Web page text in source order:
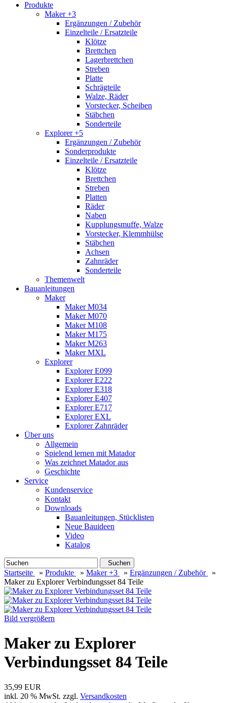
Produkte
Maker +3
Ergänzungen / Zubehör
Einzelteile / Ersatzteile
Klötze
Brettchen
Lagerbrettchen
Streben
Platte
Schrägteile
Walze, Räder
Vorstecker, Scheiben
Stäbchen
Sonderteile
Explorer +5
Ergänzungen / Zubehör
Sonderprodukte
Einzelteile / Ersatzteile
Klötze
Brettchen
Streben
Platten
Räder
Naben
Kupplungsmuffe, Walze
Vorstecker, Klemmhülse
Stäbchen
Achsen
Zahnräder
Sonderteile
Themenwelt
Bauanleitungen
Maker
Maker M034
Maker M070
Maker M108
Maker M175
Maker M263
Maker MXL
Explorer
Explorer E099
Explorer E222
Explorer E318
Explorer E407
Explorer E717
Explorer EXL
Explorer Zahnräder
Über uns
Allgemein
Spielend lernen mit Matador
Was zeichnet Matador aus
Geschichte
Service
Kundenservice
Kontakt
Downloads
Bauanleitungen, Stücklisten
Neue Bauideen
Video
Katalog
Suchen
Startseite » Produkte » Maker +3 » Ergänzungen / Zubehör
»
Maker zu Explorer Verbindungsset 84 Teile
Bild vergrößern
Maker zu Explorer
Verbindungsset 84 Teile
35,99 EUR
inkl. 20 % MwSt. zzgl. Versandkosten